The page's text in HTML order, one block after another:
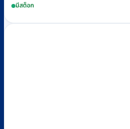
was:
฿1,950.
is:
฿1,420.
มีสต็อก